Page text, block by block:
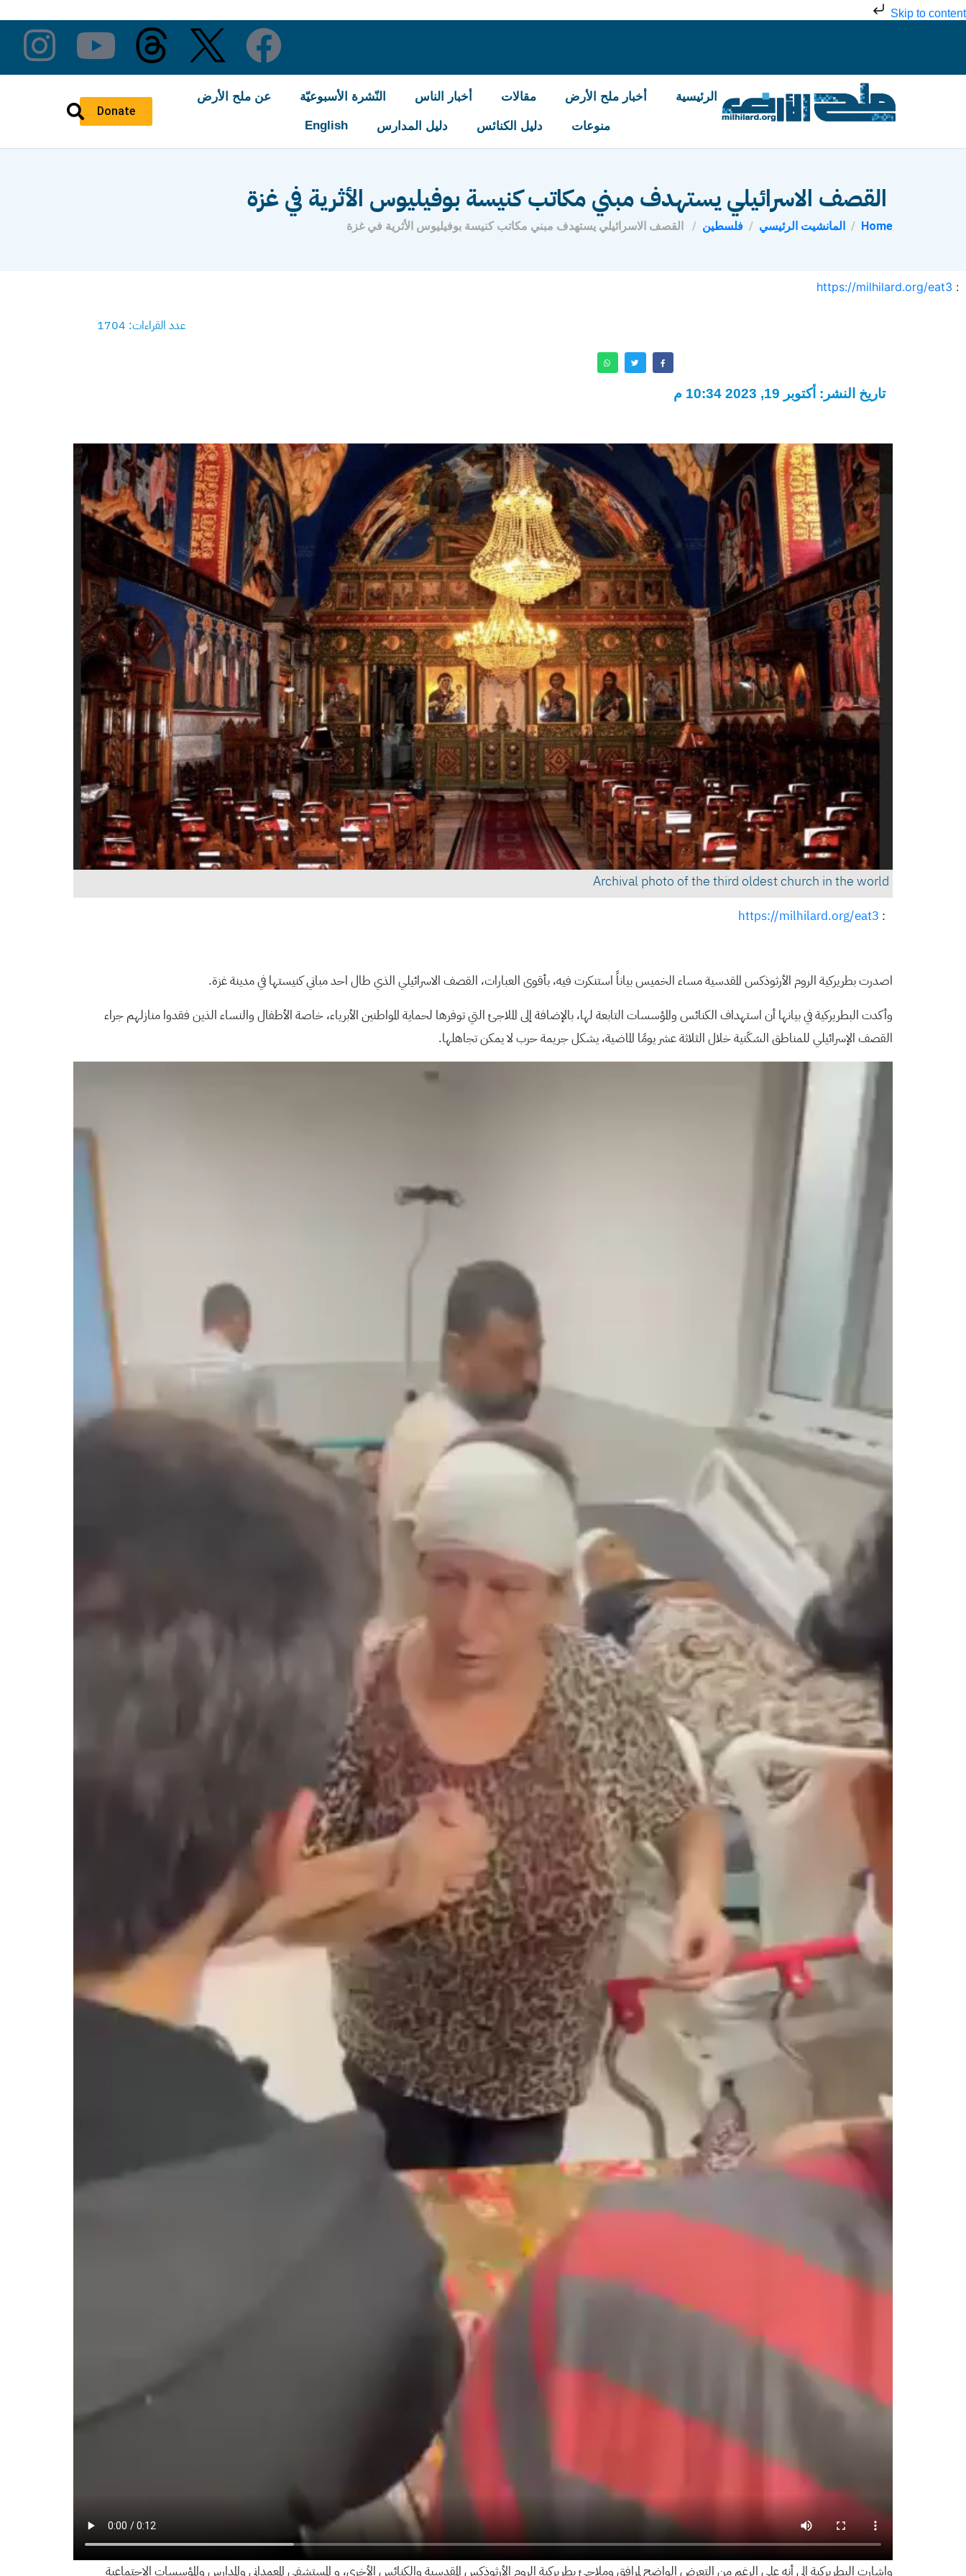
Skip to content
Donate
الرئيسية أخبار ملح الأرض مقالات أخبار الناس النّشرة الأسبوعيّة عن ملح الأرض
منوعات دليل الكنائس دليل المدارس English
القصف الاسرائيلي يستهدف مبني مكاتب كنيسة بوفيليوس الأثرية في غزة
Home المانشيت الرئيسي فلسطين القصف الاسرائيلي يستهدف مبني مكاتب كنيسة بوفيليوس الأثرية في غزة
:
https://milhilard.org/eat3
عدد القراءات: 1704
تاريخ النشر: أكتوبر 19, 2023 10:34 م
Archival photo of the third oldest church in the world
:
https://milhilard.org/eat3
اصدرت بطريركية الروم الأرثوذكس المقدسية مساء الخميس بياناً استنكرت فيه، بأقوى العبارات، القصف الاسرائيلي الذي طال احد مباني كنيستها في مدينة غزة.
وأكدت البطريركية في بيانها أن استهداف الكنائس والمؤسسات التابعة لها، بالإضافة إلى الملاجئ التي توفرها لحماية المواطنين الأبرياء، خاصة الأطفال والنساء الذين فقدوا منازلهم جراء
القصف الإسرائيلي للمناطق السَكَنية خلال الثلاثة عشر يومًا الماضية، يشكل جريمة حرب لا يمكن تجاهلها.
واشارت البطريركية الى أنه على الرغم من التعرض الواضح لمرافق وملاجئ بطريركية الروم الأرثوذكس المقدسية والكنائس الأخرى، و المستشفى المعمداني والمدارس والمؤسسات الاجتماعية